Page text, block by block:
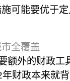
可能要优于
全覆盖
外的财政工
财政本来就